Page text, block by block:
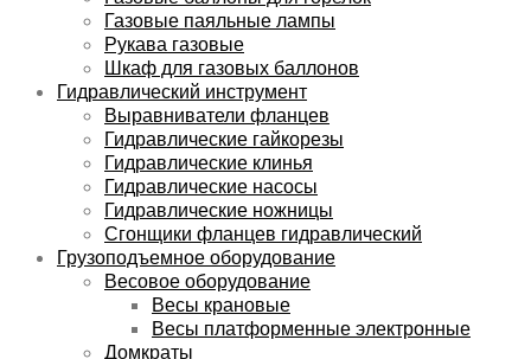
Газовые паяльные лампы
Рукава газовые
Шкаф для газовых баллонов
Гидравлический инструмент
Выравниватели фланцев
Гидравлические гайкорезы
Гидравлические клинья
Гидравлические насосы
Гидравлические ножницы
Сгонщики фланцев гидравлический
Грузоподъемное оборудование
Весовое оборудование
Весы крановые
Весы платформенные электронные
Домкраты